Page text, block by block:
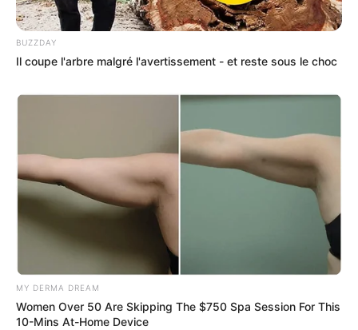
BUZZDAY
Il coupe l'arbre malgré l'avertissement - et reste sous le choc
MY DERMA DREAM
Women Over 50 Are Skipping The $750 Spa Session For This
10-Mins At-Home Device